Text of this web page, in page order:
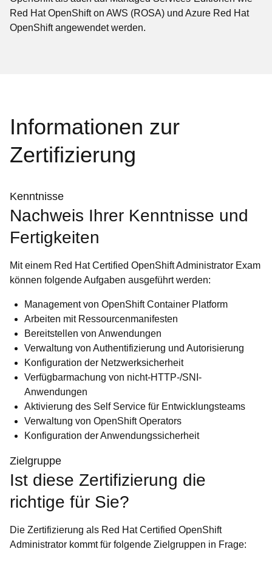
Red Hat OpenShift on AWS (ROSA) und Azure Red Hat
OpenShift angewendet werden.
Informationen zur
Zertifizierung
Kenntnisse
Nachweis Ihrer Kenntnisse und
Fertigkeiten
Mit einem Red Hat Certified OpenShift Administrator Exam
können folgende Aufgaben ausgeführt werden:
Management von OpenShift Container Platform
Arbeiten mit Ressourcenmanifesten
Bereitstellen von Anwendungen
Verwaltung von Authentifizierung und Autorisierung
Konfiguration der Netzwerksicherheit
Verfügbarmachung von nicht-HTTP-/SNI-
Anwendungen
Aktivierung des Self Service für Entwicklungsteams
Verwaltung von OpenShift Operators
Konfiguration der Anwendungssicherheit
Zielgruppe
Ist diese Zertifizierung die
richtige für Sie?
Die Zertifizierung als Red Hat Certified OpenShift
Administrator kommt für folgende Zielgruppen in Frage: